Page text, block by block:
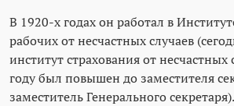
В 1920-х годах он работал в
рабочих от несчастных случаев
институт страхования от несчастных
году был повышен до заместителя
заместитель Генерального